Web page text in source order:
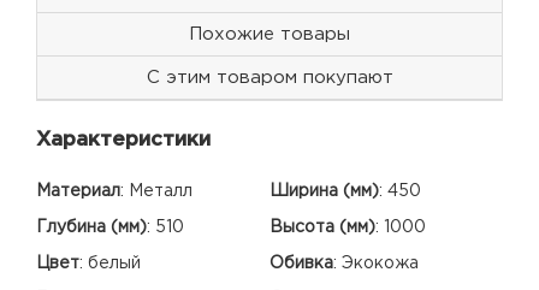
Похожие товары
С этим товаром покупают
Характеристики
Материал: Металл Ширина (мм): 450
Глубина (мм): 510 Высота (мм): 1000
Цвет: белый Обивка: Экокожа